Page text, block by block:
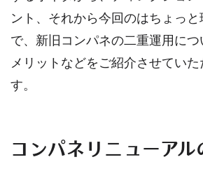
ント、それから今回のはちょっ
で、新旧コンパネの二重運用に
メリットなどをご紹介させていた
す。
コンパネリニューアル